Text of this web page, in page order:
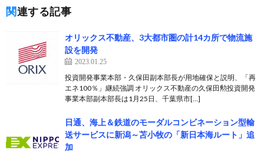
関連する記事
オリックス不動産、3大都市圏の計14カ所で物流施
設を開発
2023.01.25
投資開発事業本部・久保田副本部長が用地確保と説明、「再
エネ100％」継続強調 オリックス不動産の久保田勲投資開発
事業本部副本部長は1月25日、千葉県市[…]
日通、海上＆鉄道のモーダルコンビネーション型輸
送サービスに新潟～苫小牧の「新日本海ルート」追
加